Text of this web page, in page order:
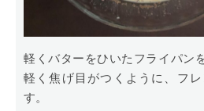
軽くバターをひいたフライパン
軽く焦げ目がつくように、フ
す。